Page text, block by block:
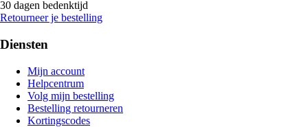
30 dagen bedenktijd
Retourneer je bestelling
Diensten
Mijn account
Helpcentrum
Volg mijn bestelling
Bestelling retourneren
Kortingscodes